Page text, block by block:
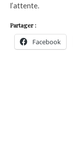
l’attente.
Partager :
Facebook